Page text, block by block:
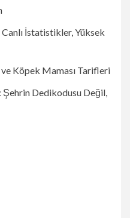
İstatistikler, Yüksek
ve Köpek Maması Tarifleri
Şehrin Dedikodusu Değil,